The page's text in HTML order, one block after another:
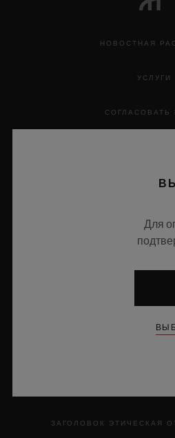
НОВОСТНАЯ
УСЛУГИ
СОГЛАСОВАТЬ
ВЕРНУТЬСЯ К
ЗАГОЛОВОК ЭТИЧЕСКАЯ
Для